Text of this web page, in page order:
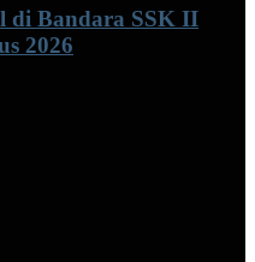
di Bandara SSK II
2026